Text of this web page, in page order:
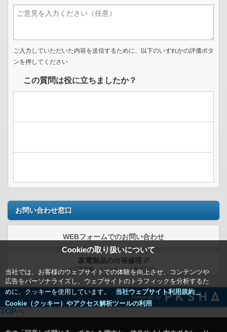
Cookieの取り扱いについて
当社では、お客様のウェブサイトでの体験を向上させ、コンテンツや
広告をパーソナライズし、ウェブサイトのトラフィックを分析するた
めに、クッキーを使用しています。
当社ウェブサイト利用規約＿
Cookie（クッキー）やアクセス解析ツールの利用
ご入力していただいた内容を送信するために、以下のいずれかの評価ボタ
ンを押してください
この質問は役に立ちましたか？
お問い合わせ窓口
WEBフォームでのお問い合わせ
家電製品の出張修理
（三菱電機システムサービス株式会社）
Powered by
TOPへ